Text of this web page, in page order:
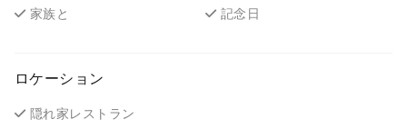
家族と
記念日
ロケーション
隠れ家レストラン